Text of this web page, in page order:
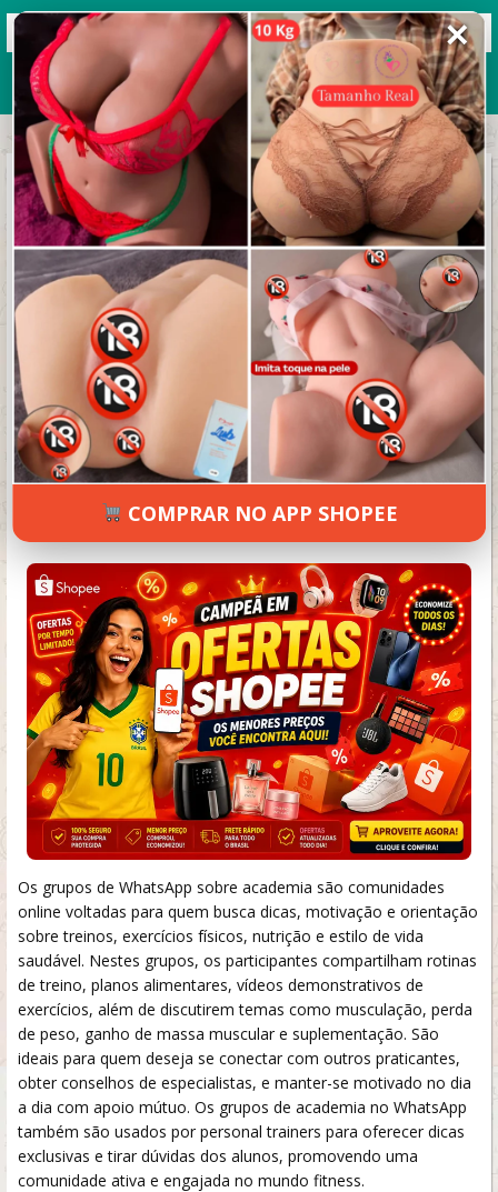
Grupos de WhatsApp 2026
+ Enviar grupo
O poder da salada
3.2/5 (13 avaliações)
Os grupos de WhatsApp sobre academia são comunidades
online voltadas para quem busca dicas, motivação e orientação
sobre treinos, exercícios físicos, nutrição e estilo de vida
saudável. Nestes grupos, os participantes compartilham rotinas
de treino, planos alimentares, vídeos demonstrativos de
exercícios, além de discutirem temas como musculação, perda
de peso, ganho de massa muscular e suplementação. São
ideais para quem deseja se conectar com outros praticantes,
obter conselhos de especialistas, e manter-se motivado no dia
a dia com apoio mútuo. Os grupos de academia no WhatsApp
também são usados por personal trainers para oferecer dicas
exclusivas e tirar dúvidas dos alunos, promovendo uma
comunidade ativa e engajada no mundo fitness.
✕
COMPRAR NO APP SHOPEE